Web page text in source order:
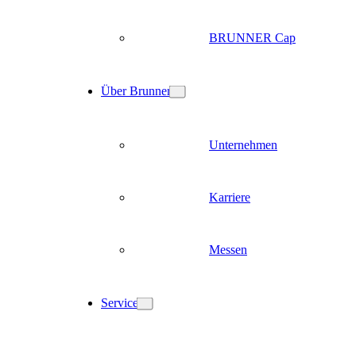
BRUNNER Cap
Über Brunner
Unternehmen
Karriere
Messen
Service